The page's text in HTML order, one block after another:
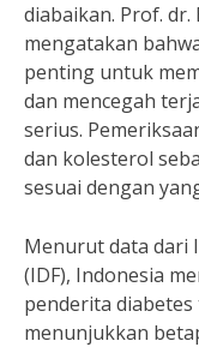
diabaikan. Prof. dr.
mengatakan
penting untuk
dan mencegah
serius.
dan kolesterol
sesuai dengan
Menurut data dari
(IDF), Indonesia
penderita
menunjukkan